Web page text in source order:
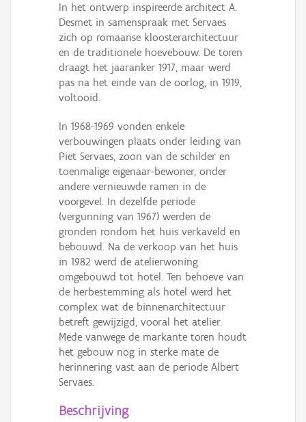
In het ontwerp inspireerde architect A.
Desmet in samenspraak met Servaes
zich op romaanse kloosterarchitectuur
en de traditionele hoevebouw. De toren
draagt het jaaranker 1917, maar werd
pas na het einde van de oorlog, in 1919,
voltooid.
In 1968-1969 vonden enkele
verbouwingen plaats onder leiding van
Piet Servaes, zoon van de schilder en
toenmalige eigenaar-bewoner, onder
andere vernieuwde ramen in de
voorgevel. In dezelfde periode
(vergunning van 1967) werden de
gronden rondom het huis verkaveld en
bebouwd. Na de verkoop van het huis
in 1982 werd de atelierwoning
omgebouwd tot hotel. Ten behoeve van
de herbestemming als hotel werd het
complex wat de binnenarchitectuur
betreft gewijzigd, vooral het atelier.
Mede vanwege de markante toren houdt
het gebouw nog in sterke mate de
herinnering vast aan de periode Albert
Servaes.
Beschrijving